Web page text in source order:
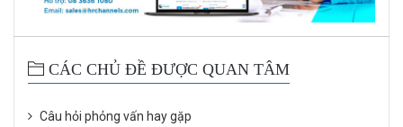
CÁC CHỦ ĐỀ ĐƯỢC QUAN TÂM
Câu hỏi phỏng vấn hay gặp